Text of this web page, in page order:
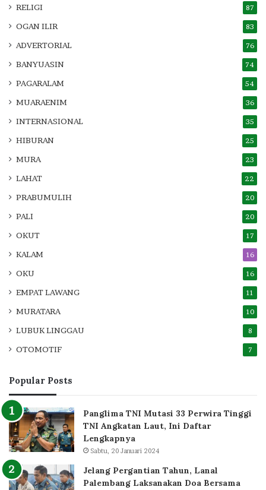
RELIGI 87
OGAN ILIR 83
ADVERTORIAL 76
BANYUASIN 74
PAGARALAM 54
MUARAENIM 36
INTERNASIONAL 35
HIBURAN 25
MURA 23
LAHAT 22
PRABUMULIH 20
PALI 20
OKUT 17
KALAM 16
OKU 16
EMPAT LAWANG 11
MURATARA 10
LUBUK LINGGAU 8
OTOMOTIF 7
Popular Posts
Panglima TNI Mutasi 33 Perwira Tinggi
TNI Angkatan Laut, Ini Daftar
Lengkapnya
Sabtu, 20 Januari 2024
Jelang Pergantian Tahun, Lanal
Palembang Laksanakan Doa Bersama